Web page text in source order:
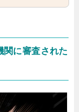
関に審査された